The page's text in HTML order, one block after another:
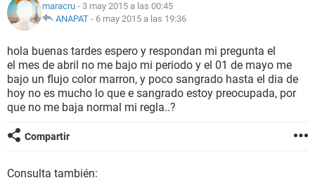
NUTRICIÓN
BIENESTAR
SEXUALIDAD
GLOSARIO
maracru - 3 may 2015 a las 00:45
ANAPAT - 6 may 2015 a las 19:36
hola buenas tardes espero y respondan mi pregunta el
el mes de abril no me bajo mi periodo y el 01 de mayo me
bajo un flujo color marron, y poco sangrado hasta el dia de
hoy no es mucho lo que e sangrado estoy preocupada, por
que no me baja normal mi regla..?
Compartir
Consulta también: